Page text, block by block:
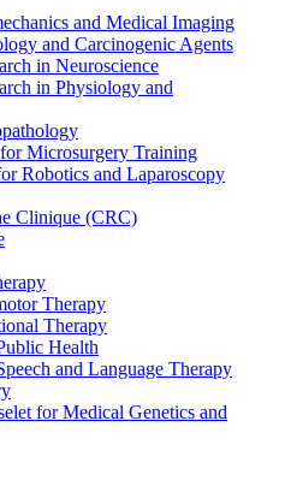
and Medical Imaging
and Carcinogenic Agents
in Neuroscience
in Physiology and
Microsurgery Training
Robotics and Laparoscopy
Clinique (CRC)
Therapy
Therapy
Health
and Language Therapy
for Medical Genetics and